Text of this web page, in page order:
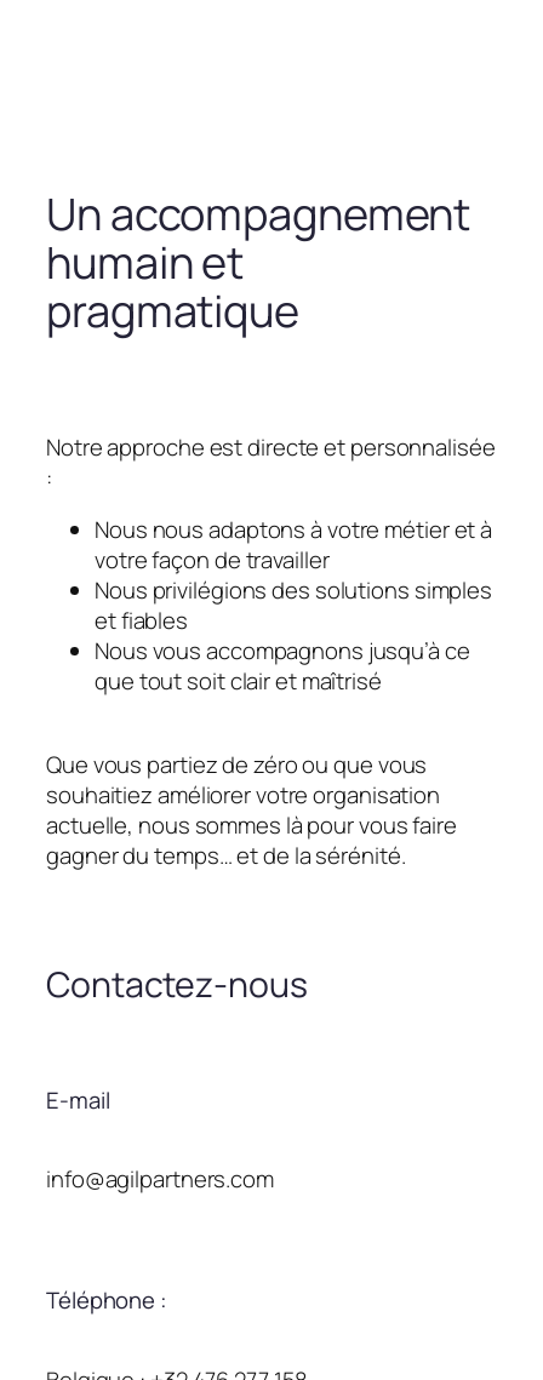
Un accompagnement
humain et
pragmatique
Notre approche est directe et personnalisée
:
Nous nous adaptons à votre métier et à
votre façon de travailler
Nous privilégions des solutions simples
et fiables
Nous vous accompagnons jusqu’à ce
que tout soit clair et maîtrisé
Que vous partiez de zéro ou que vous
souhaitiez améliorer votre organisation
actuelle, nous sommes là pour vous faire
gagner du temps… et de la sérénité.
Contactez-nous
E-mail
info@agilpartners.com
Téléphone :